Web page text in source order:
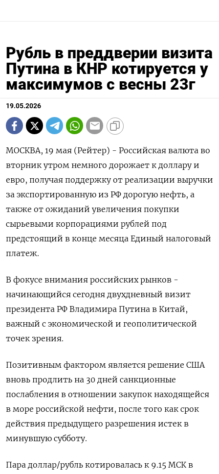
Рубль в преддверии визита
Путина в КНР котируется у
максимумов с весны 23г
19.05.2026
МОСКВА, 19 мая (Рейтер) - Российская валюта во
вторник утром немного дорожает к доллару и
евро, получая поддержку от реализации выручки
за экспортированную из РФ дорогую нефть, а
также от ожиданий увеличения покупки
сырьевыми корпорациями рублей под
предстоящий в конце месяца Единый налоговый
платеж.
В фокусе внимания российских ‌рынков -
начинающийся сегодня двухдневный визит
президента РФ Владимира Путина в Китай,
важный с экономической и геополитической
точек зрения.
Позитивным фактором является решение США
вновь продлить на 30 дней санкционные
послабления в отношении закупок находящейся
в море российской нефти, после того как срок
действия предыдущего разрешения истек ​в
минувшую субботу.
Пара доллар/рубль котировалась к ​9.15 МСК в